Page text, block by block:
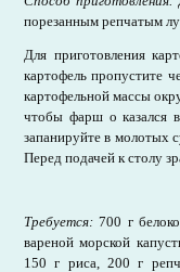
порезанным репчатым
Для приготовления
картофель пропустите
картофельной массы
чтобы фарш о казался
запанируйте в молотых
Перед подачей к столу
Требуется:700 г
вареной морской
150 г риса, 200 г